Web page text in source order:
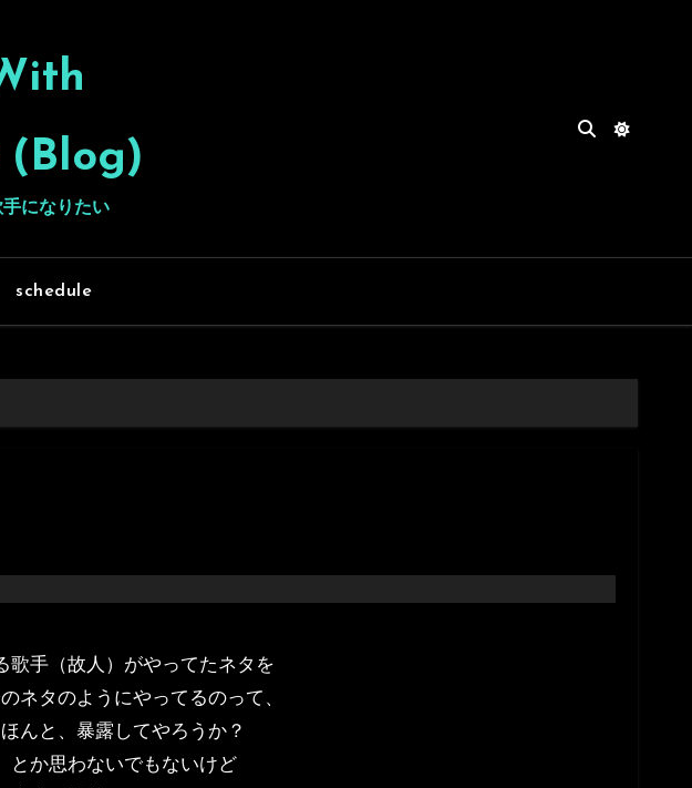
(Blog)
になりたい
schedule
歌手（故人）がやってたネタを
ネタのようにやってるのって、
ほんと、暴露してやろうか？
とか思わないでもないけど